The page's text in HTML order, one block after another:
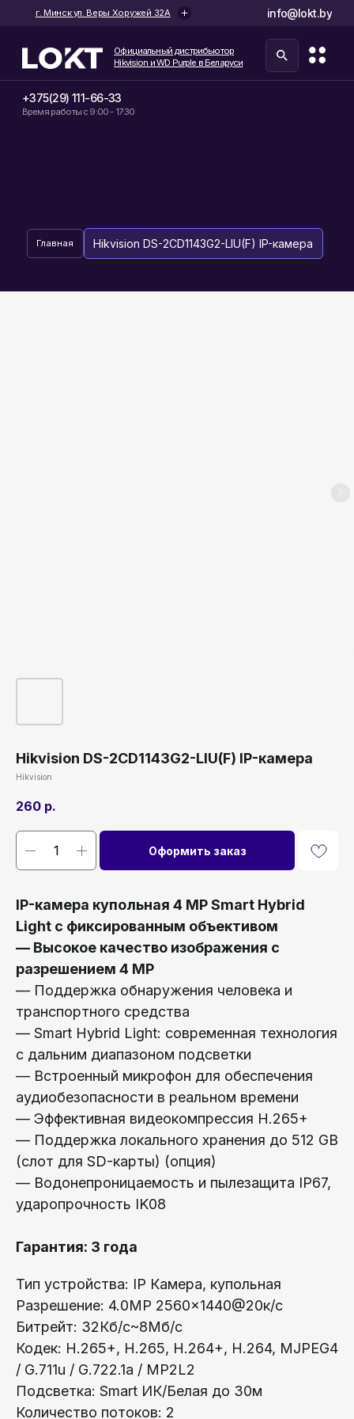
+375(29) 111-66-33
г. Минск ул. Веры Хоружей 32А
Время работы с 9:00 - 17:30
Hikvision DS-2CD1143G2-LIU(F) IP-камера
Hikvision
260 р.
Оформить заказ
IP-камера купольная 4 MP Smart Hybrid
Light с фиксированным объективом
— Высокое качество изображения с
разрешением 4 MP
— Поддержка обнаружения человека и
транспортного средства
— Smart Hybrid Light: современная технология
с дальним диапазоном подсветки
— Встроенный микрофон для обеспечения
аудиобезопасности в реальном времени
— Эффективная видеокомпрессия H.265+
— Поддержка локального хранения до 512 GB
(слот для SD-карты) (опция)
— Водонепроницаемость и пылезащита IP67,
ударопрочность IK08
Гарантия: 3 года
Тип устройства: IP Камера, купольная
Разрешение: 4.0MP 2560×1440@20к/с
Битрейт: 32Кб/с~8Мб/с
Кодек: H.265+, H.265, H.264+, H.264, MJPEG4
/ G.711u / G.722.1a / MP2L2
Подсветка: Smart ИК/Белая до 30м
Количество потоков: 2